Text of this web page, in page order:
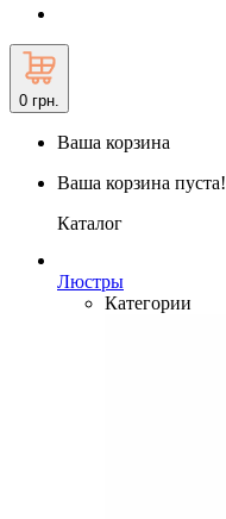
0 грн.
Ваша корзина
Ваша корзина пуста!
Каталог
Люстры
Категории